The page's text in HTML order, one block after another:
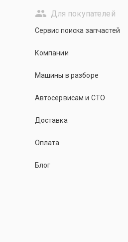
Для покупателей
Сервис поиска запчастей
Компании
Машины в разборе
Автосервисам и СТО
Доставка
Оплата
Блог